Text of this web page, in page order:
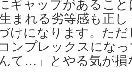
ギャップがあるこ
まれる劣等感も正
けになります。た
ンプレックスにな
て…」とやる気が